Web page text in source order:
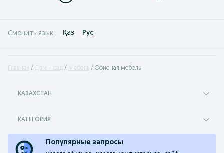
Сменить язык: Қаз Рус
Главная Дом и сад Мебель Офисная мебель
КАЗАХСТАН
КАТЕГОРИЯ
Популярные запросы